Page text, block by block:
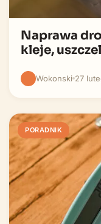
Naprawa
kleje,
Wokonski 27
PORADNIK